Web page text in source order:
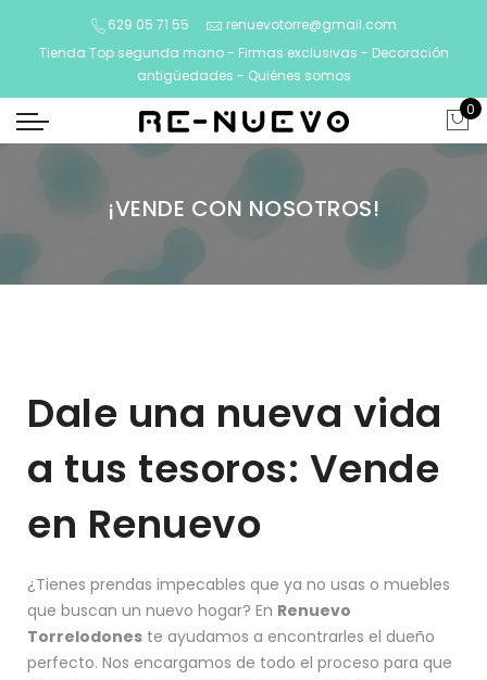
629 05 71 55
renuevotorre@gmail.com
Tienda Top segunda mano - Firmas exclusivas - Decoración
antigüedades - Quiénes somos
0
¡VENDE CON NOSOTROS!
Dale una nueva vida
a tus tesoros: Vende
en Renuevo
¿Tienes prendas impecables que ya no usas o muebles
que buscan un nuevo hogar? En Renuevo
Torrelodones te ayudamos a encontrarles el dueño
perfecto. Nos encargamos de todo el proceso para que